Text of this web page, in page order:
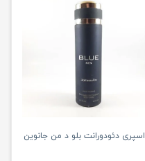
اسپری دئودورانت بلو د من جانوین